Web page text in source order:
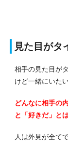
見た目がタ
相手の見た目が
けど一緒にいた
どんなに相手の
と「好きだ」と
人は外見が全て